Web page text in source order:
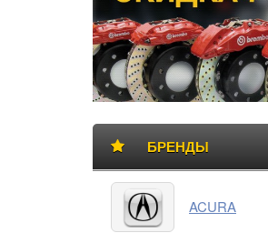
БРЕНДЫ
Категории
товаровACURA